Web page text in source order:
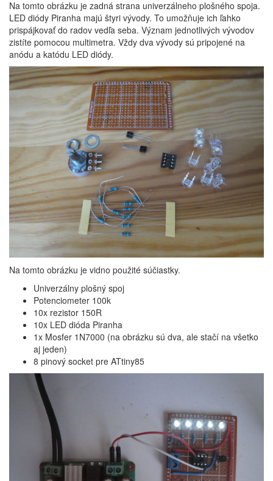
Na tomto obrázku je zadná strana univerzálneho plošného spoja.
LED diódy Piranha majú štyri vývody. To umožňuje ich ľahko
prispájkovať do radov vedľa seba. Význam jednotlivých vývodov
zistíte pomocou multimetra. Vždy dva vývody sú pripojené na
anódu a katódu LED diódy.
Na tomto obrázku je vidno použité súčiastky.
Univerzálny plošný spoj
Potenciometer 100k
10x rezistor 150R
10x LED dióda Piranha
1x Mosfer 1N7000 (na obrázku sú dva, ale stačí na všetko
aj jeden)
8 pinový socket pre ATtiny85